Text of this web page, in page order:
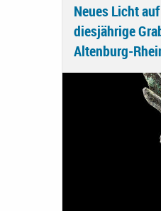
Neues Licht
diesjährige
Altenburg-